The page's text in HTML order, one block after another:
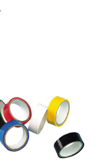
Imposta